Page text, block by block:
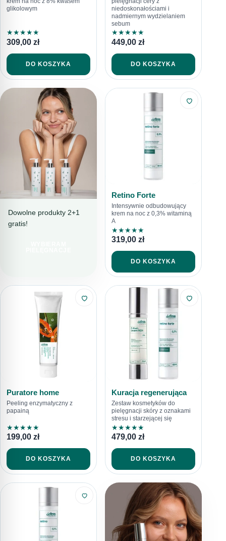
glikolowym
★★★★★
309,00 zł
DO KOSZYKA
niedoskonałościami i
nadmiernym wydzielaniem
sebum
★★★★★
449,00 zł
DO KOSZYKA
PIELĘGNACJA
Dowolne produkty 2+1
gratis!
Retino Forte
Intensywnie odbudowujący
krem na noc z 0,3% witaminą
A
★★★★★
319,00 zł
DO KOSZYKA
Puratore home
Peeling enzymatyczny z
papainą
★★★★★
199,00 zł
DO KOSZYKA
Kuracja regenerująca
Zestaw kosmetyków do
pielęgnacji skóry z oznakami
stresu i starzejącej się
★★★★★
479,00 zł
DO KOSZYKA